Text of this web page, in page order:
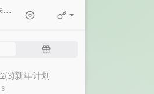
许嵩
欢子
随
新年计划
评
3